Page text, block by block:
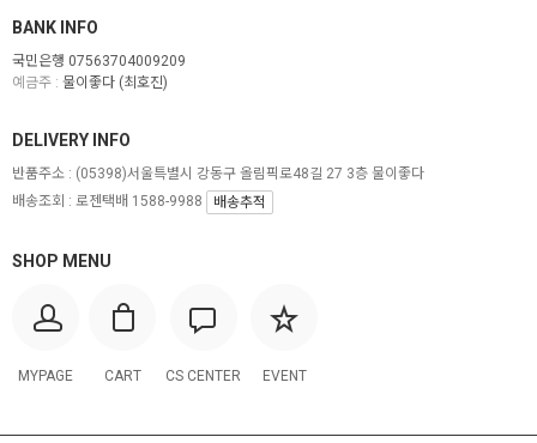
BANK INFO
국민은행 07563704009209
예금주 : 물이좋다 (최호진)
SHOP MENU
MYPAGE CART CS CENTER EVENT
DELIVERY INFO
반품주소 : (05398)서울특별시 강동구 올림픽로48길 27 3층 물이좋다
배송조회 : 로젠택배 1588-9988
배송추적